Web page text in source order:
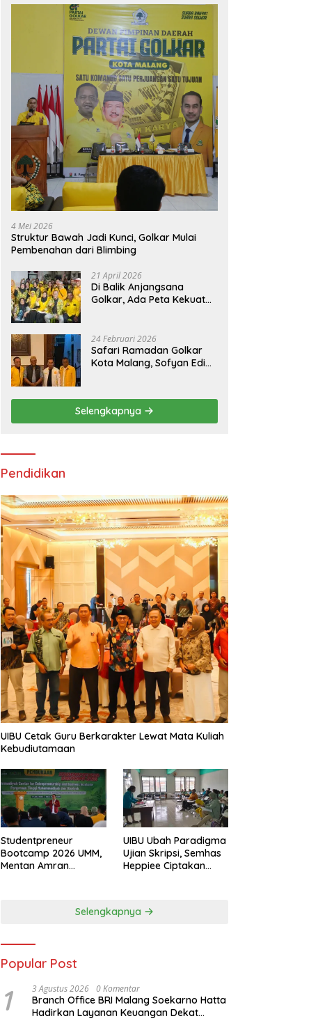
4 Mei 2026
Struktur Bawah Jadi Kunci, Golkar Mulai
Pembenahan dari Blimbing
21 April 2026
Di Balik Anjangsana
Golkar, Ada Peta Kekuatan
24 Februari 2026
Safari Ramadan Golkar
Kota Malang, Sofyan Edi
Libatkan Generasi Muda
Selengkapnya
Pendidikan
UIBU Cetak Guru Berkarakter Lewat Mata Kuliah
Kebudiutamaan
Studentpreneur
Bootcamp 2026 UMM,
Mentan Amran
UIBU Ubah Paradigma
Ujian Skripsi, Semhas
Heppiee Ciptakan
Selengkapnya
Popular Post
1 3 Agustus 2026 0 Komentar
Branch Office BRI Malang Soekarno Hatta
Hadirkan Layanan Keuangan Dekat